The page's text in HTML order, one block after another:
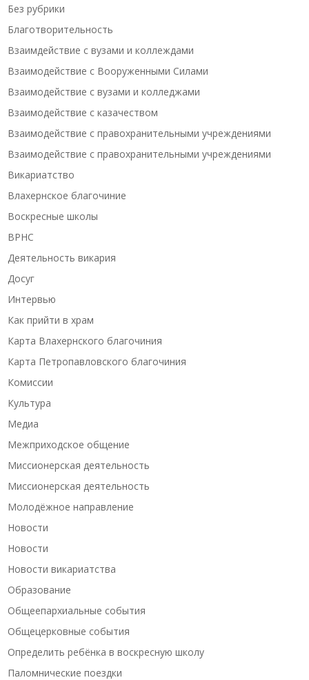
Без рубрики
Благотворительность
Взаимдействие с вузами и коллеждами
Взаимодействие с Вооруженными Силами
Взаимодействие с вузами и колледжами
Взаимодействие с казачеством
Взаимодействие с правохранительными учреждениями
Взаимодействие с правохранительными учреждениями
Викариатство
Влахернское благочиние
Воскресные школы
ВРНС
Деятельность викария
Досуг
Интервью
Как прийти в храм
Карта Влахернского благочиния
Карта Петропавловского благочиния
Комиссии
Культура
Медиа
Межприходское общение
Миссионерская деятельность
Миссионерская деятельность
Молодёжное направление
Новости
Новости
Новости викариатства
Образование
Общеепархиальные события
Общецерковные события
Определить ребёнка в воскресную школу
Паломнические поездки